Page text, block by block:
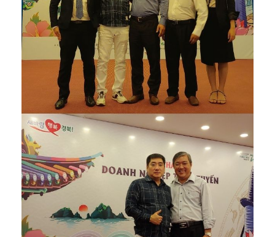
[ST포토] 문정민, 안정된 퍼팅